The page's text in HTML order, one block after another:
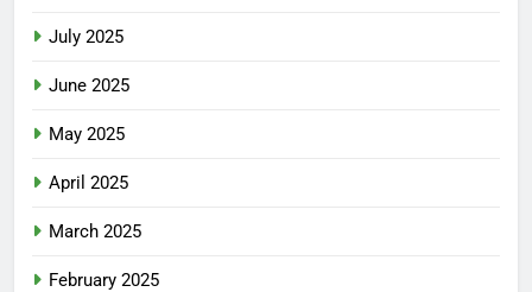
July 2025
June 2025
May 2025
April 2025
March 2025
February 2025